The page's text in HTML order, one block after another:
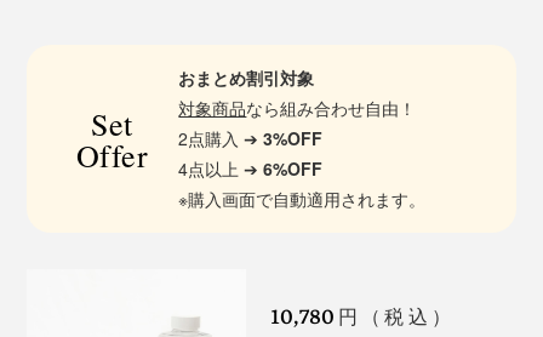
Set
Offer
おまとめ割引対象
対象商品なら組み合わせ自由！
2点購入 ➔3%OFF
4点以上 ➔6%OFF
※購入画面で自動適用されます。
10,780 円（税込）